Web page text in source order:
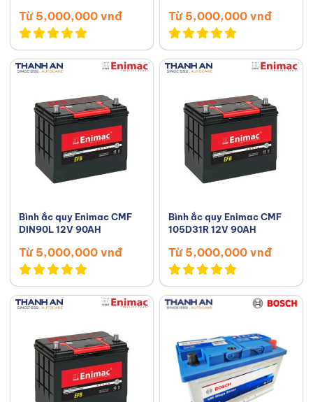
Từ 5,000,000 vnđ Từ 5,000,000 vnđ
Bình ắc quy Enimac CMF
DIN90L 12V 90AH
Từ 5,000,000 vnđ
Bình ắc quy Enimac CMF
105D31R 12V 90AH
Từ 5,000,000 vnđ